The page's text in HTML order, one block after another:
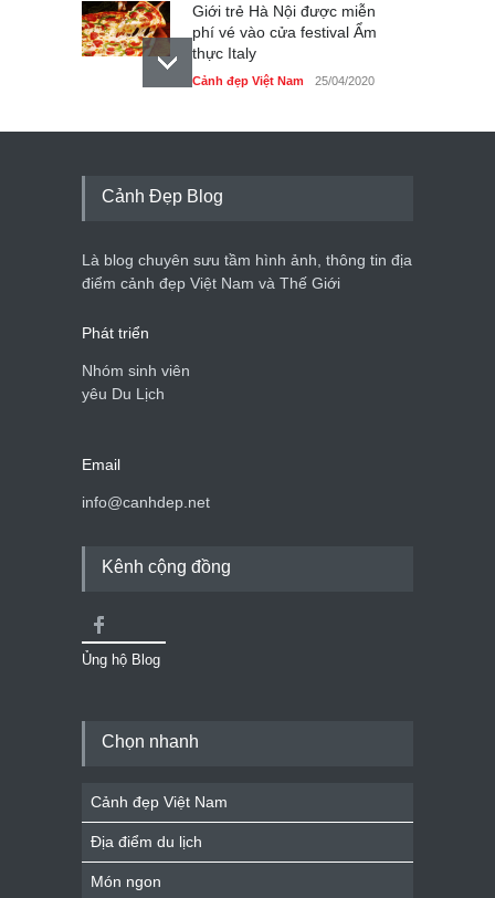
Giới trẻ Hà Nội được miễn
phí vé vào cửa festival Ẩm
thực Italy
Cảnh đẹp Việt Nam 25/04/2020
Tam giác mạch khoe sắc
du lịch quốc gia
Cảnh đẹp Việt Nam 24/04/2020
Cảnh Đẹp Blog
Là blog chuyên sưu tầm hình ảnh, thông tin địa
điểm cảnh đẹp Việt Nam và Thế Giới
Phát triển
Nhóm sinh viên
yêu Du Lịch
Email
info@canhdep.net
Kênh cộng đồng
Ủng hộ Blog
Chọn nhanh
Cảnh đẹp Việt Nam
Địa điểm du lịch
Món ngon